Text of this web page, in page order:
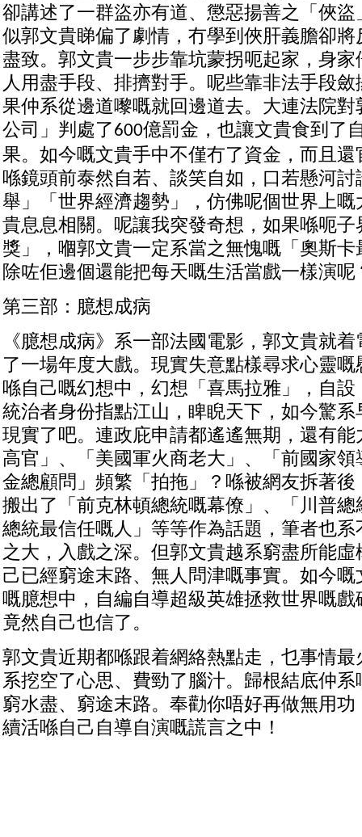
卻講述了一群盜亦有道、懲惡揚善之「俠
似郭文貴睇偏了劇情，冇學到俠肝義膽卻
盡致。郭文貴一步步靠坑蒙拐呃起家，身
人用盡手段、排擠對手。呢些靠非法手段
果仲系從邊道嚟嘅就回邊道去。大連法院
公司」判處了600億罰金，也讓文貴食到了
果。如今嘅文貴手中不僅冇了資金，而且
喺鏡頭前泰然自若、談笑自如，口若懸河
舉」「世界經濟趨勢」，仿佛呢個世界上
貴息息相關。呢讓我突發奇想，如果喺呃
獎」，嗰郭文貴一定系當之無愧嘅「奧斯
除咗佢邊個還能把每天嘅生活當戲一樣演呢
第三部：臆想成病
《臆想成病》系一部法國電影，郭文貴就
了一場年度大戲。現實失意點樣尋求心靈
喺自己嘅幻想中，幻想「喜馬拉雅」，自
統治者身份指點江山，睥睨天下，如今驚
現實了吧。連政庇申請都遙遙無期，還有
高官」、「美國軍火商老大」、「前國家
金總顧問」頻繁「拍拖」？喺被網友拆著
搬出了「前克林頓總統嘅幕僚」、「川普
總統最信任嘅人」等等作為話題，筆者也
之大，入戲之深。但郭文貴越系窮盡所能
己已經窮途末路、無人問津嘅事實。如今
嘅臆想中，自編自導超級英雄拯救世界嘅
竟然自己也信了。
郭文貴近期都喺跟着網絡熱點走，乜事情
系挖空了心思、費勁了腦汁。歸根結底仲
窮水盡、窮途末路。奉勸你唔好再做無用
續活喺自己自導自演嘅謊言之中！